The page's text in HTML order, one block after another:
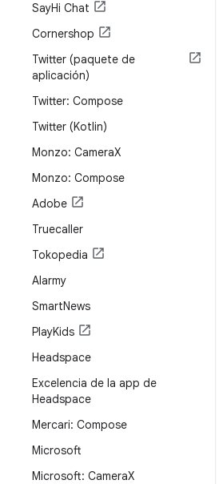
SayHi Chat
Cornershop
Twitter (paquete de
aplicación)
Twitter: Compose
Twitter (Kotlin)
Monzo: CameraX
Monzo: Compose
Adobe
Truecaller
Tokopedia
Alarmy
SmartNews
PlayKids
Headspace
Excelencia de la app de
Headspace
Mercari: Compose
Microsoft
Microsoft: CameraX